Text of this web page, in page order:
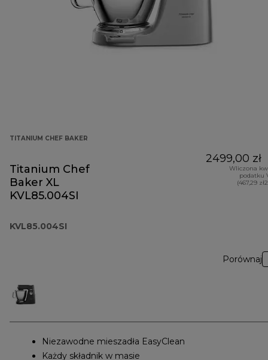
TITANIUM CHEF BAKER
Titanium Chef
Baker XL
KVL85.004SI
KVL85.004SI
2499,00 zł
Wliczona
podatku
(467,29
Porównaj
Niezawodne mieszadła EasyClean
Każdy składnik w masie